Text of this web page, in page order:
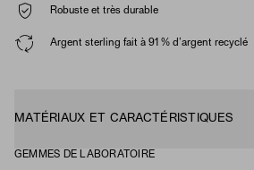
Robuste et très durable
Argent sterling fait à 91 % d’argent recyclé
MATÉRIAUX ET CARACTÉRISTIQUES
GEMMES DE LABORATOIRE